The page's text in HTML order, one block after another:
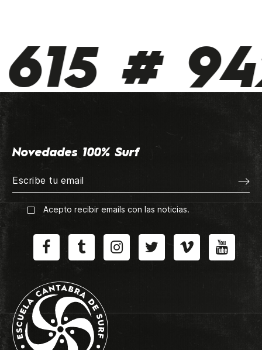
#
Novedades 100% Surf
Acepto recibir emails con las noticias.